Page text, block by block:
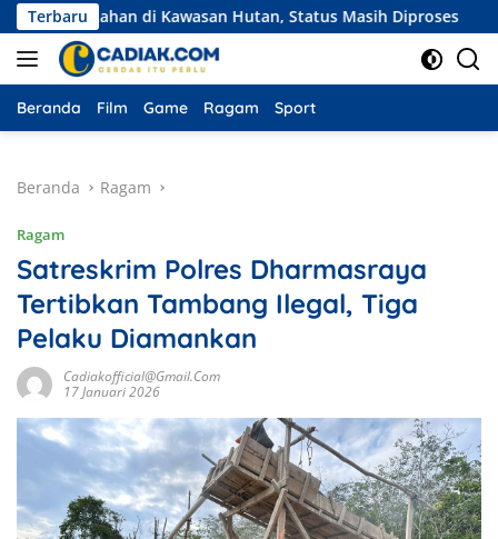
Langsung
ke
konten
Terbaru
di Kawasan Hutan, Status Masih Diproses
Beranda Film Game Ragam Sport
Beranda Ragam
Ragam
Satreskrim Polres Dharmasraya
Tertibkan Tambang Ilegal, Tiga
Pelaku Diamankan
Cadiakofficial@gmail.com
17 Januari 2026